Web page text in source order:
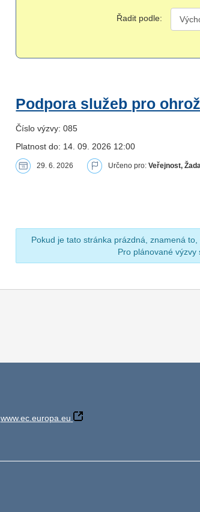
Řadit podle:
Podpora služeb pro
Číslo výzvy: 085
Platnost do: 14. 09. 2026 12:00
29. 6. 2026 Určeno pro:Veřejnost,
Pokud je tato stránka prázdná, znamená
Pro plánované výzvy
www.ec.europa.eu